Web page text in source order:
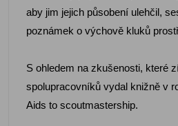
aby jim jejich působení ulehčil,
poznámek o výchově kluků
S ohledem na zkušenosti, které
spolupracovníků vydal knižně v
Aids to scoutmastership.